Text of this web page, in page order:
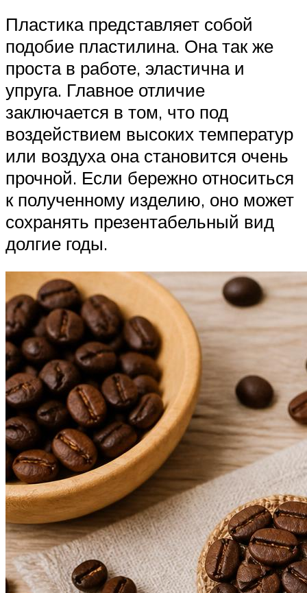
Пластика представляет собой
подобие пластилина. Она так же
проста в работе, эластична и
упруга. Главное отличие
заключается в том, что под
воздействием высоких температур
или воздуха она становится очень
прочной. Если бережно относиться
к полученному изделию, оно может
сохранять презентабельный вид
долгие годы.